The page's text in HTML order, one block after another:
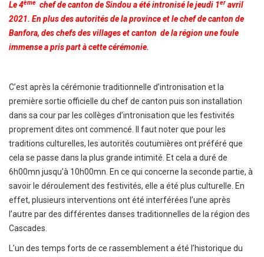
Le 4ème chef de canton de Sindou a été intronisé le jeudi 1er avril
2021. En plus des autorités de la province et le chef de canton de
Banfora, des chefs des villages et canton de la région une foule
immense a pris part à cette cérémonie.
C’est après la cérémonie traditionnelle d’intronisation et la
première sortie officielle du chef de canton puis son installation
dans sa cour par les collèges d’intronisation que les festivités
proprement dites ont commencé. Il faut noter que pour les
traditions culturelles, les autorités coutumières ont préféré que
cela se passe dans la plus grande intimité. Et cela a duré de
6h00mn jusqu’à 10h00mn. En ce qui concerne la seconde partie, à
savoir le déroulement des festivités, elle a été plus culturelle. En
effet, plusieurs interventions ont été interférées l’une après
l’autre par des différentes danses traditionnelles de la région des
Cascades.
L’un des temps forts de ce rassemblement a été l’historique du